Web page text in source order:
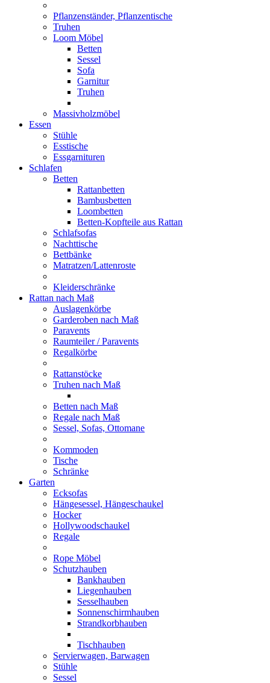
Pflanzenständer, Pflanzentische
Truhen
Loom Möbel
Betten
Sessel
Sofa
Garnitur
Truhen
Massivholzmöbel
Essen
Stühle
Esstische
Essgarnituren
Schlafen
Betten
Rattanbetten
Bambusbetten
Loombetten
Betten-Kopfteile aus Rattan
Schlafsofas
Nachttische
Bettbänke
Matratzen/Lattenroste
Kleiderschränke
Rattan nach Maß
Auslagenkörbe
Garderoben nach Maß
Paravents
Raumteiler / Paravents
Regalkörbe
Rattanstöcke
Truhen nach Maß
Betten nach Maß
Regale nach Maß
Sessel, Sofas, Ottomane
Kommoden
Tische
Schränke
Garten
Ecksofas
Hängesessel, Hängeschaukel
Hocker
Hollywoodschaukel
Regale
Rope Möbel
Schutzhauben
Bankhauben
Liegenhauben
Sesselhauben
Sonnenschirmhauben
Strandkorbhauben
Tischhauben
Servierwagen, Barwagen
Stühle
Sessel